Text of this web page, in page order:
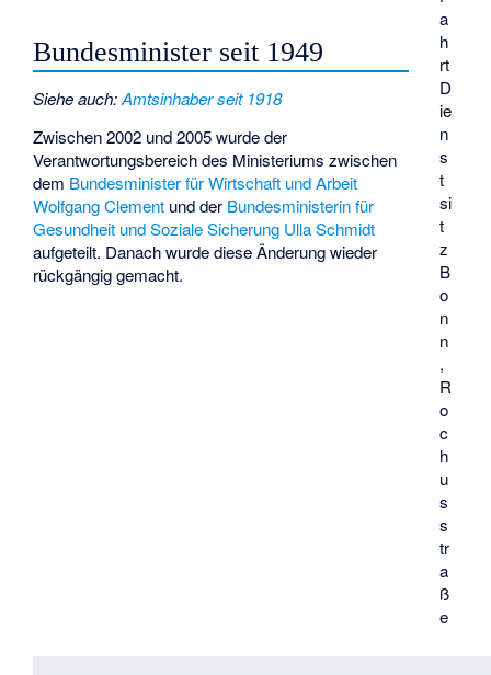
a
h
rt
D
ie
n
s
t
si
t
z
B
o
n
n
,
R
o
c
h
u
s
s
tr
a
ß
e
Bundesminister seit 1949
Siehe auch:Amtsinhaber seit 1918
Zwischen 2002 und 2005 wurde der
Verantwortungsbereich des Ministeriums zwischen
dem Bundesminister für Wirtschaft und Arbeit
Wolfgang Clement und der Bundesministerin für
Gesundheit und Soziale Sicherung Ulla Schmidt
aufgeteilt. Danach wurde diese Änderung wieder
rückgängig gemacht.